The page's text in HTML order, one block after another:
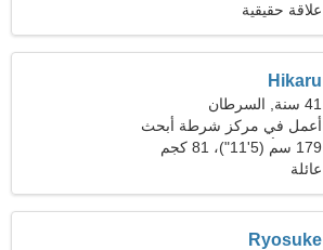
(185 رطلا)
علاقة حقيقية
Hikaru
41 سنة, السرطان
أعمل في مركز شرطة أبحث
عن امرأة رائعة
179 سم (5'11")، 81 كجم
(178 رطلا)
عائلة
Ryosuke